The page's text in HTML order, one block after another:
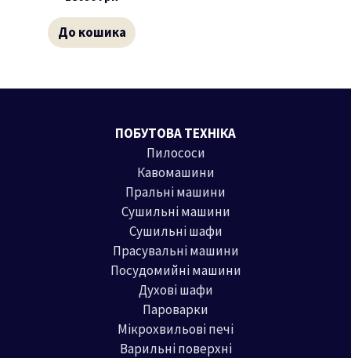
До кошика
ПОБУТОВА ТЕХНІКА
Пилососи
Кавомашини
Пральні машини
Сушильні машини
Сушильні шафи
Прасувальні машини
Посудомийні машини
Духові шафи
Пароварки
Мікрохвильові печі
Варильні поверхні